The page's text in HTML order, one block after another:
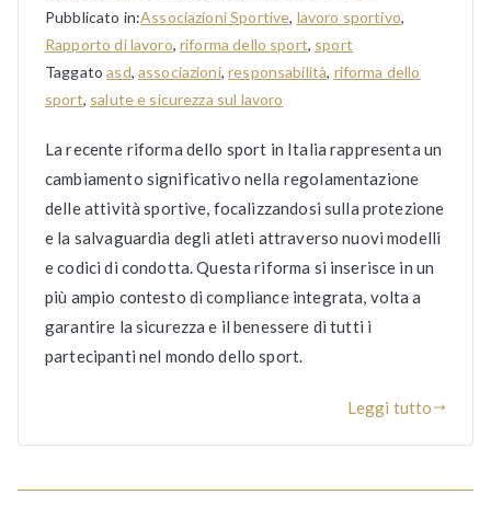
Pubblicato in:Associazioni Sportive, lavoro sportivo,
Rapporto di lavoro,riforma dello sport, sport
Taggatoasd, associazioni,responsabilità, riforma dello
sport, salute e sicurezza sul lavoro
La recente riforma dello sport in Italia rappresenta un
cambiamento significativo nella regolamentazione
delle attività sportive, focalizzandosi sulla protezione
e la salvaguardia degli atleti attraverso nuovi modelli
e codici di condotta. Questa riforma si inserisce in un
più ampio contesto di compliance integrata, volta a
garantire la sicurezza e il benessere di tutti i
partecipanti nel mondo dello sport.
Leggi tutto